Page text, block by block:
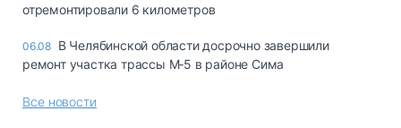
отремонтировали 6 километров
06.08 В Челябинской области досрочно завершили
ремонт участка трассы М‑5 в районе Сима
Все новости